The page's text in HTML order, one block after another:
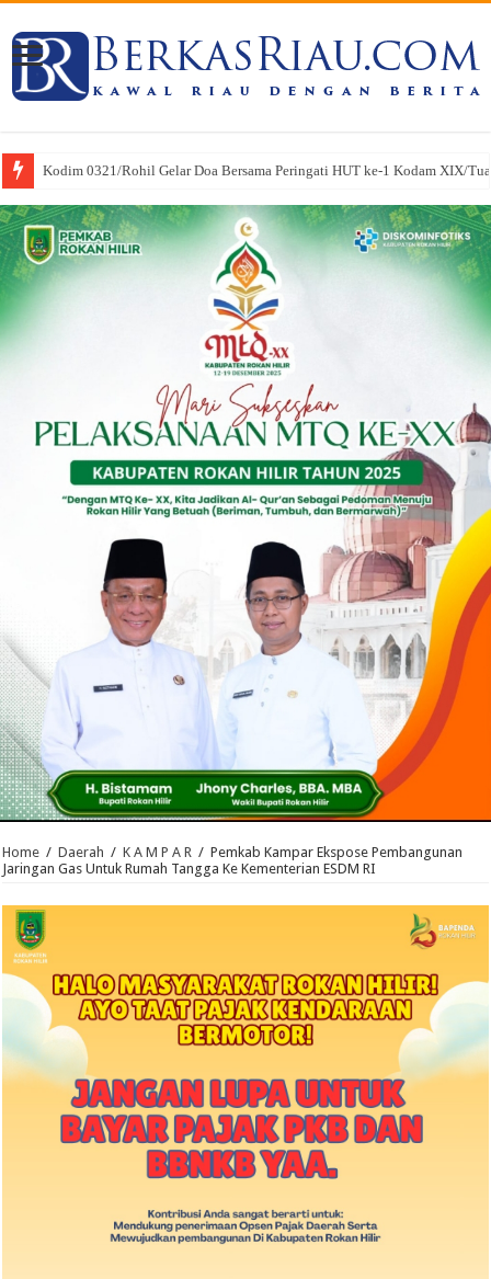
Kodim 0321/Rohil Gelar Doa Bersama Peringati HUT ke-1 Kodam XIX/
Home / Daerah / K A M P A R / Pemkab Kampar Ekspose Pembangunan
Jaringan Gas Untuk Rumah Tangga Ke Kementerian ESDM RI